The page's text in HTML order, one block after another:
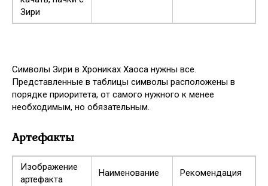
Символы Зири в Хрониках Хаоса нужны все.
Представленные в таблицы символы расположены в
порядке приоритета, от самого нужного к менее
необходимым, но обязательным.
Артефакты
Изображение
артефакта
Наименование Рекомендация